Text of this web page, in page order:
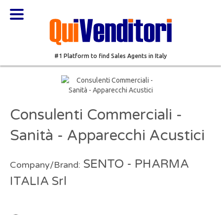
#1 Platform to find Sales Agents in Italy
Consulenti Commerciali -
Sanità - Apparecchi Acustici
Company/Brand: SENTO - PHARMA
ITALIA Srl